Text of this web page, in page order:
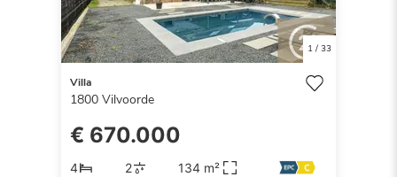
1/ 33
Villa
1800 Vilvoorde
€ 670.000
4 2 134 m²